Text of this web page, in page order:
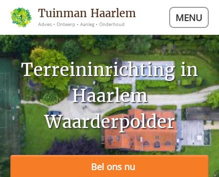
Tuinman Haarlem
Advies • Ontwerp • Aanleg • Onderhoud MENU
Terreininrichting in
Haarlem
Waarderpolder
Bel ons nu